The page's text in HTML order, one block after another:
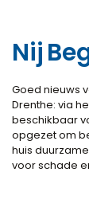
Nij
Goed nieuws
Drenthe: via
beschikbaar
opgezet om
huis
voor schade